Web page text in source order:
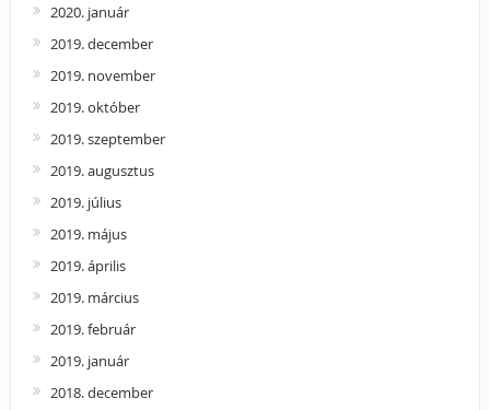
2020. január
2019. december
2019. november
2019. október
2019. szeptember
2019. augusztus
2019. július
2019. május
2019. április
2019. március
2019. február
2019. január
2018. december